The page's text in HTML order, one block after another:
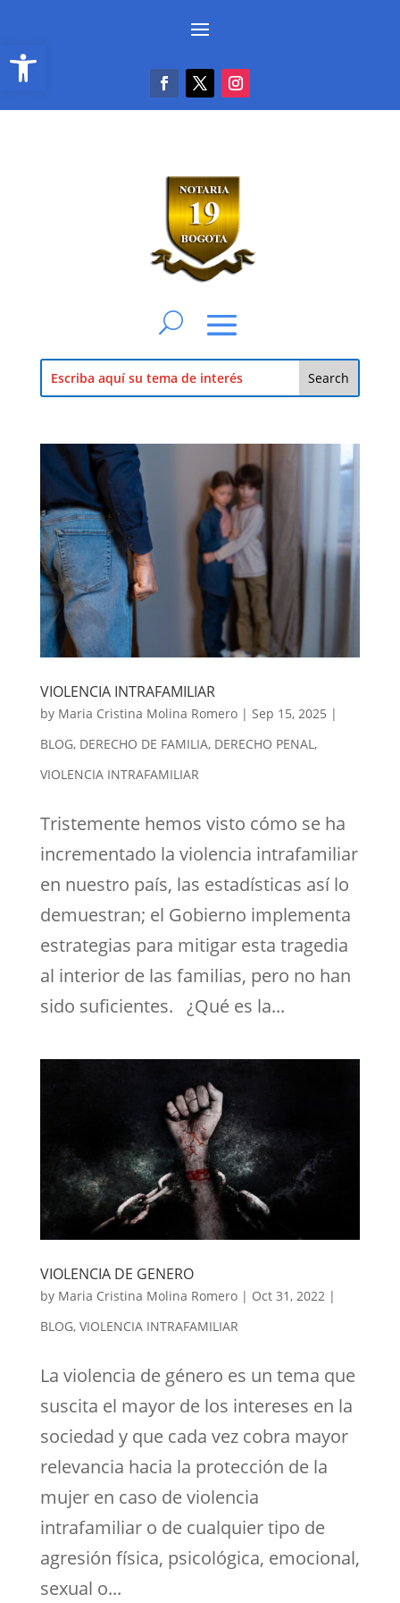
Abrir barra de herramientas
VIOLENCIA INTRAFAMILIAR
by Maria Cristina Molina Romero| Sep 15, 2025 |
BLOG, DERECHO DE FAMILIA, DERECHO PENAL,
VIOLENCIA INTRAFAMILIAR
Tristemente hemos visto cómo se ha
incrementado la violencia intrafamiliar
en nuestro país, las estadísticas así lo
demuestran; el Gobierno implementa
estrategias para mitigar esta tragedia
al interior de las familias, pero no han
sido suficientes. ¿Qué es la...
VIOLENCIA DE GENERO
by Maria Cristina Molina Romero| Oct 31, 2022 |
BLOG, VIOLENCIA INTRAFAMILIAR
La violencia de género es un tema que
suscita el mayor de los intereses en la
sociedad y que cada vez cobra mayor
relevancia hacia la protección de la
mujer en caso de violencia
intrafamiliar o de cualquier tipo de
agresión física, psicológica, emocional,
sexual o...